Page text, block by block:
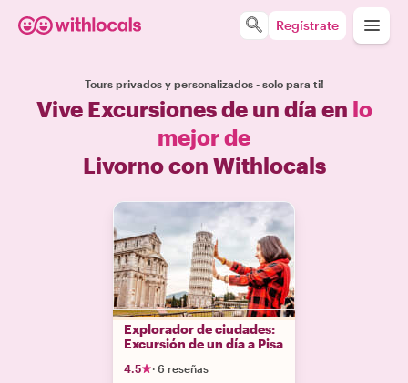
Regístrate
Tours privados y personalizados - solo para ti!
Vive Excursiones de un día en lo
mejor de
Livorno con Withlocals
Explorador de ciudades:
Excursión de un día a Pisa
4.5 · 6 reseñas